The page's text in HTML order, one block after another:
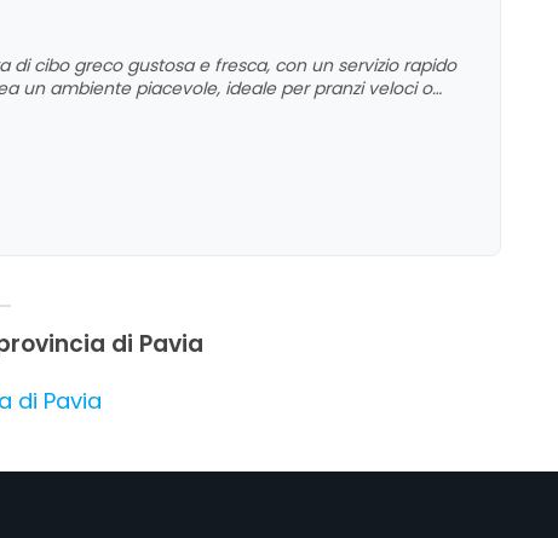
di cibo greco gustosa e fresca, con un servizio rapido
un ambiente piacevole, ideale per pranzi veloci o
aumento dei prezzi e alcune criticità nelle
di Pavia
di Pavia